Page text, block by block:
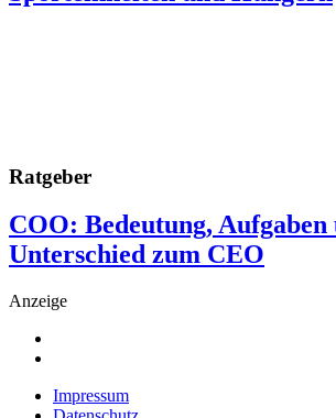
Ratgeber
COO: Bedeutung, Aufgaben
Unterschied zum CEO
Anzeige
Impressum